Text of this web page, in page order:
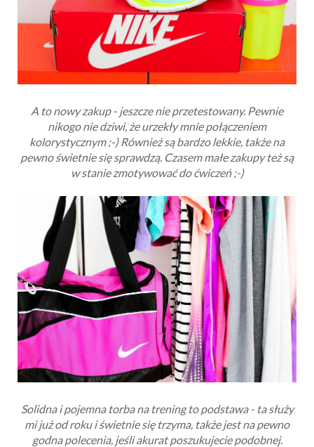
A to nowy zakup - jeszcze nie przetestowany. Pewnie
nikogo nie dziwi, że urzekły mnie połączeniem
kolorystycznym ;-) Również są bardzo lekkie, także na
pewno świetnie się sprawdzą. Czasem małe zakupy też są
w stanie zmotywować do ćwiczeń ;-)
Solidna i pojemna torba na trening to podstawa - ta służy
mi już od roku i świetnie się trzyma, także jest na pewno
godna polecenia, jeśli akurat poszukujecie podobnej.